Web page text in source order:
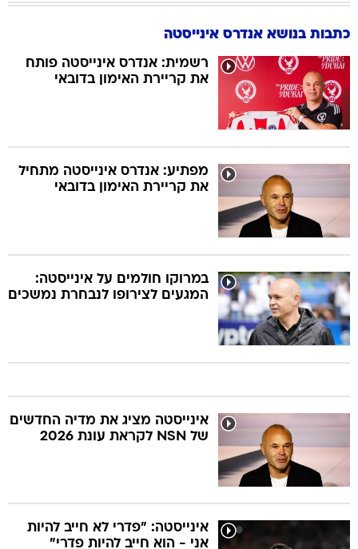
כתבות בנושא אנדרס אינייסטה
רשמית: אנדרס אינייסטה פותח
את קריירת האימון בדובאי
מפתיע: אנדרס אינייסטה מתחיל
את קריירת האימון בדובאי
במרוקו חולמים על אינייסטה:
המגעים לצירופו לנבחרת נמשכים
אינייסטה מציג את מדיה החדשים
של NSN לקראת עונת 2026
אינייסטה: "פדרי לא חייב להיות
אני - הוא חייב להיות פדרי"